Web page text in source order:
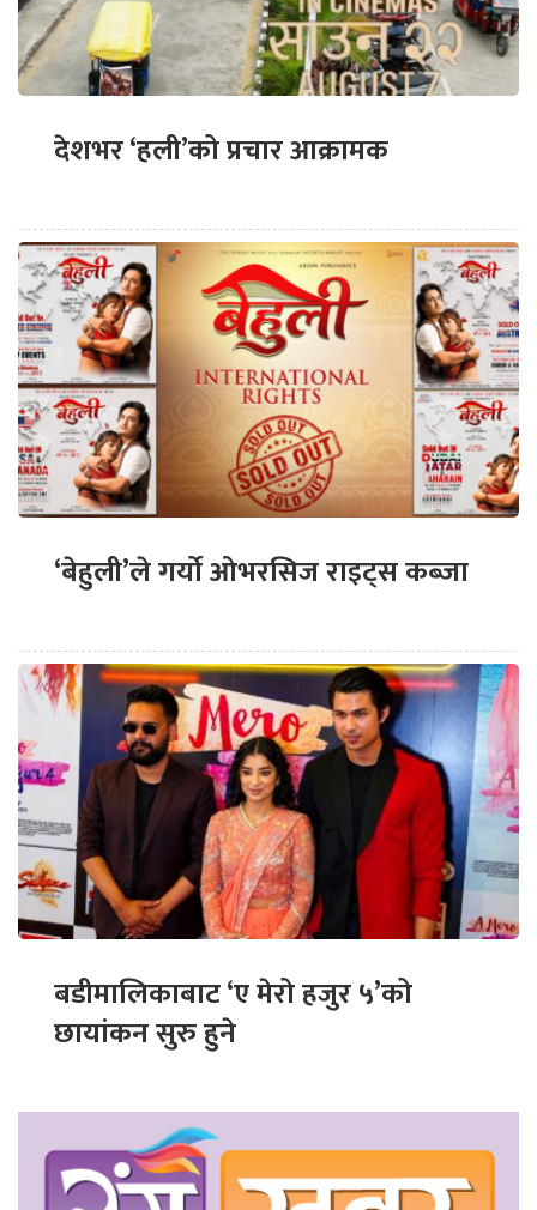
देशभर ‘हली’को प्रचार आक्रामक
‘बेहुली’ले गर्यो ओभरसिज राइट्स कब्जा
बडीमालिकाबाट ‘ए मेरो हजुर ५’को
छायांकन सुरु हुने